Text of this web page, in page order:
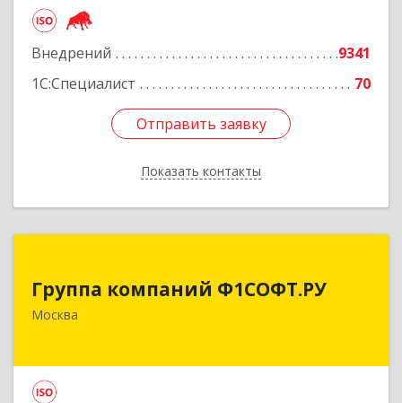
Внедрений
9341
1С:Специалист
70
Отправить заявку
Показать контакты
Отправить заявку
Назад
Группа компаний Ф1СОФТ.РУ
Москва
101000, Москва г, Лубянский проезд, дом №
Подробнее